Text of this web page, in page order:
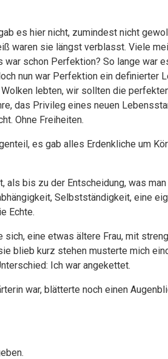
es hier nicht, zumindest nicht
waren sie längst verblasst. Viele
schon Perfektion? So lange war
nun war Perfektion ein definierter
lebten, wir sollten die
das Privileg eines neuen
Ohne Freiheiten.
es gab alles Erdenkliche um
als bis zu der Entscheidung, was
Selbstständigkeit, eine
Echte.
eine etwas ältere Frau, mit
blieb kurz stehen musterte mich
Ich war angekettet.
war, blätterte noch einen